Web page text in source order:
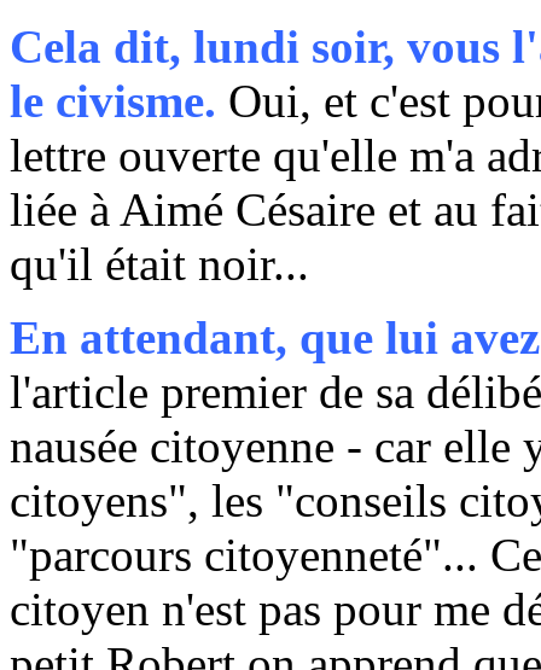
Cela dit, lundi soir, vous
le civisme. Oui, et c'est
lettre ouverte qu'elle m'a
liée à Aimé Césaire et au
qu'il était noir...
En attendant, que lui
l'article premier de sa
nausée citoyenne - car
citoyens", les "conseils
"parcours citoyenneté"...
citoyen n'est pas pour me